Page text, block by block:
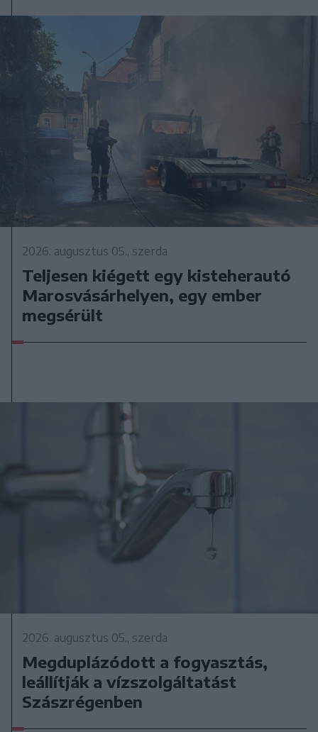
2026. augusztus 05., szerda
Teljesen kiégett egy kisteherautó
Marosvásárhelyen, egy ember
megsérült
2026. augusztus 05., szerda
Megduplázódott a fogyasztás,
leállítják a vízszolgáltatást
Szászrégenben